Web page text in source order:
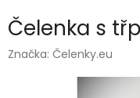
Čelenka s
Značka: Čelenky.eu